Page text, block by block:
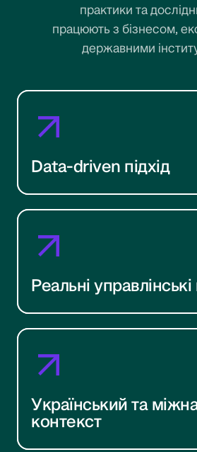
практики та
працюють з бізнесом,
державними
Data-driven підхід
Реальні
Український та
контекст